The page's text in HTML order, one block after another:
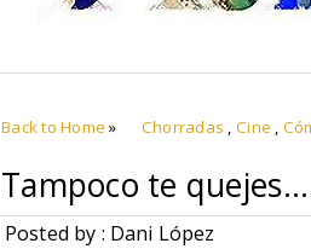
Back to Home » Chorradas , Cine ,
Tampoco te quejes...
Posted by : Dani López